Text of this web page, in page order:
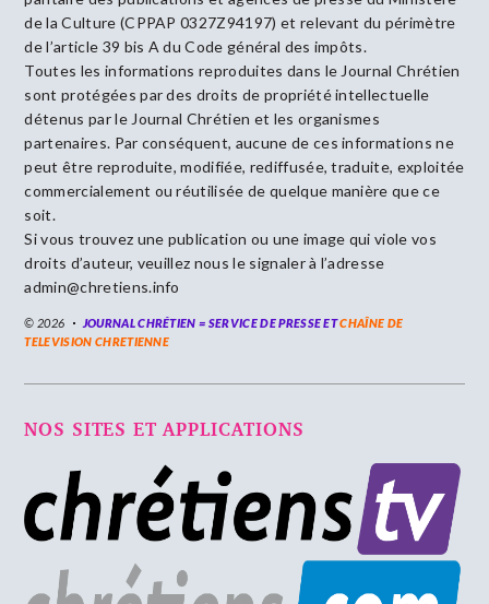
de la Culture (CPPAP 0327Z94197) et relevant du périmètre
de l’article 39 bis A du Code général des impôts.
Toutes les informations reproduites dans le Journal Chrétien
sont protégées par des droits de propriété intellectuelle
détenus par le Journal Chrétien et les organismes
partenaires. Par conséquent, aucune de ces informations ne
peut être reproduite, modifiée, rediffusée, traduite, exploitée
commercialement ou réutilisée de quelque manière que ce
soit.
Si vous trouvez une publication ou une image qui viole vos
droits d’auteur, veuillez nous le signaler à l’adresse
admin@chretiens.info
© 2026 JOURNAL CHRÉTIEN = SERVICE DE PRESSE ETCHAÎNE DE
TELEVISION CHRETIENNE
NOS SITES ET APPLICATIONS